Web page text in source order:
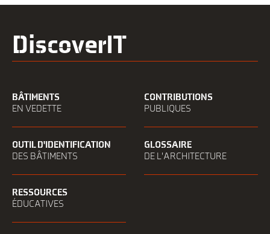
DiscoverIT
BÂTIMENTS
EN VEDETTE
CONTRIBUTIONS
PUBLIQUES
OUTIL D'IDENTIFICATION
DES BÂTIMENTS
GLOSSAIRE
DE L'ARCHITECTURE
RESSOURCES
ÉDUCATIVES